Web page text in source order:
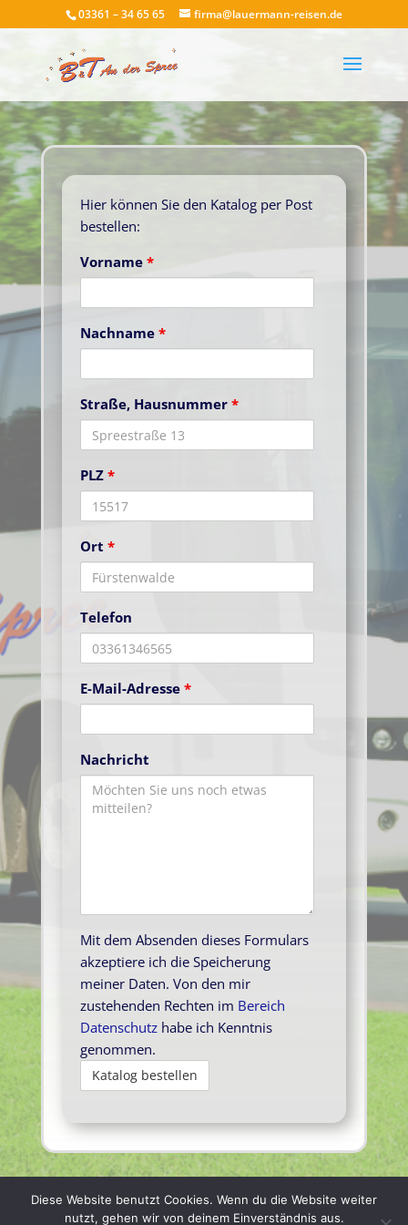
03361 – 34 65 65 firma@lauermann-reisen.de
Hier können Sie den Katalog per Post
bestellen:
Vorname *
Nachname *
Straße, Hausnummer *
PLZ *
Ort *
Telefon
E-Mail-Adresse *
Nachricht
Mit dem Absenden dieses Formulars
akzeptiere ich die Speicherung
meiner Daten. Von den mir
zustehenden Rechten im Bereich
Datenschutzhabe ich Kenntnis
genommen.
Diese Website benutzt Cookies. Wenn du die Website weiter
nutzt, gehen wir von deinem Einverständnis aus.